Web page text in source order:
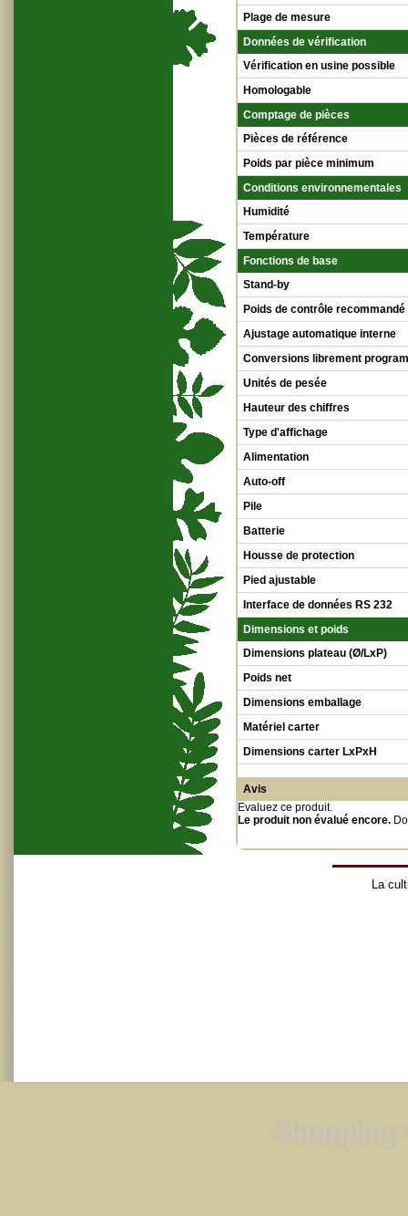
Plage de mesure
Données de vérification
Vérification en usine possible
Homologable
Comptage de pièces
Pièces de référence
Poids par pièce minimum
Conditions environnementales
Humidité
Température
Fonctions de base
Stand-by
Poids de contrôle recommandé
Ajustage automatique interne
Conversions librement
Unités de pesée
Hauteur des chiffres
Type d'affichage
Alimentation
Auto-off
Pile
Batterie
Housse de protection
Pied ajustable
Interface de données RS 232
Dimensions et poids
Dimensions plateau (Ø/LxP)
Poids net
Dimensions emballage
Matériel carter
Dimensions carter LxPxH
Avis
Evaluez ce produit.
Le produit non évalué encore.
La
Shopping